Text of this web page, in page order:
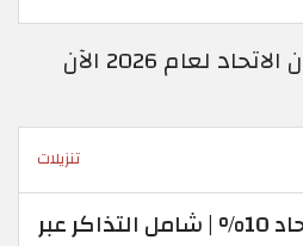
المزيد من عروض طيران الاتحاد لعام 2026 الآن
تنزيلات
كود خصم طيران الاتحاد 10% | شامل التذاكر عبر